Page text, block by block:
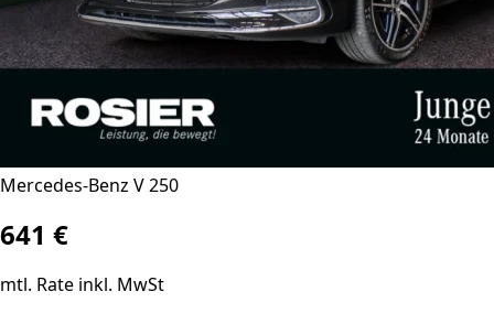
Mercedes-Benz V 250
641 €
mtl. Rate inkl. MwSt